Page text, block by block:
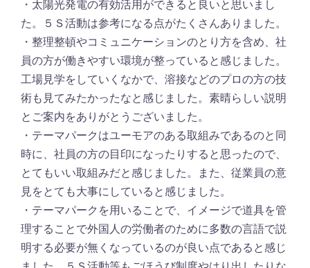
・太陽光発電の有効活用ができると良いと思いまし
た。５Ｓ活動は参考になる点がたくさんありました。
・整理整頓やコミュニケーションのとり方を含め、社
員の方が働きやすい環境が整っていると感じました。
工場見学をしていくなかで、溶接などのプロの方の技
術も見てみたかったなと感じました。素晴らしい説明
とご案内をありがとうございました。
・テーマパークはユーモアのある取組みであるのと同
時に、社員の方の目印になったりすると思ったので、
とてもいい取組みだと感じました。また、従業員の意
見をとても大事にしていると感じました。
・テーマパークを用いることで、イメージで道具を管
理することで外国人の労働者のために多数の言語で説
明する必要が無くなっているのが良い点であると感じ